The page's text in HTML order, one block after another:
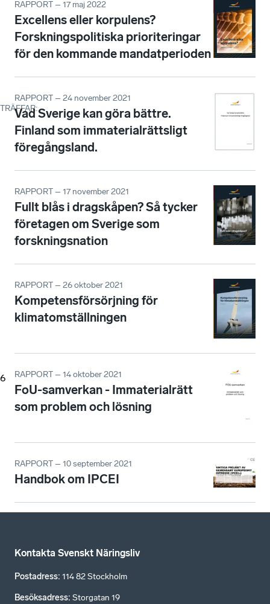
TRÄFFAR:
6
RAPPORT – 17 maj 2022
Excellens eller korpulens?
Forskningspolitiska prioriteringar
för den kommande mandatperioden
RAPPORT – 24 november 2021
Vad Sverige kan göra bättre.
Finland som immaterialrättsligt
föregångsland.
RAPPORT – 17 november 2021
Fullt blås i dragskåpen? Så tycker
företagen om Sverige som
forskningsnation
RAPPORT – 26 oktober 2021
Kompetensförsörjning för
klimatomställningen
RAPPORT – 14 oktober 2021
FoU-samverkan - Immaterialrätt
som problem och lösning
RAPPORT – 10 september 2021
Handbok om IPCEI
Kontakta Svenskt Näringsliv
Postadress: 114 82 Stockholm
Besöksadress: Storgatan 19